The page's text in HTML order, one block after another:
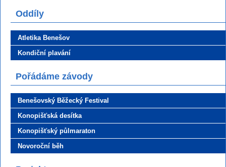
Oddíly
Atletika Benešov
Kondiční plavání
Pořádáme závody
Benešovský Běžecký Festival
Konopišťská desítka
Konopišťský půlmaraton
Novoroční běh